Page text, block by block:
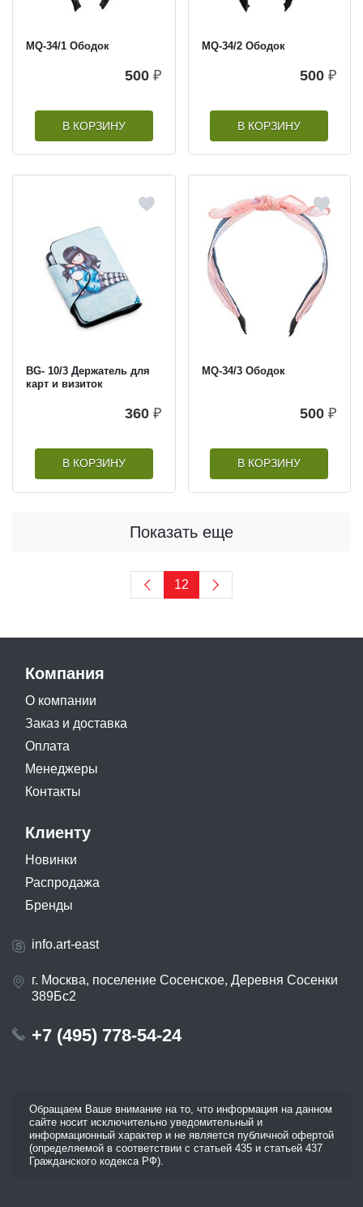
MQ-34/1 Ободок
500 ₽
В КОРЗИНУ
MQ-34/2 Ободок
500 ₽
В КОРЗИНУ
BG- 10/3 Держатель для
карт и визиток
360 ₽
В КОРЗИНУ
MQ-34/3 Ободок
500 ₽
В КОРЗИНУ
Показать еще
12
Компания
О компании
Заказ и доставка
Оплата
Менеджеры
Контакты
Клиенту
Новинки
Распродажа
Бренды
info.art-east
г. Москва, поселение Сосенское, Деревня Сосенки
389Бс2
+7 (495) 778-54-24
Обращаем Ваше внимание на то, что информация на данном
сайте носит исключительно уведомительный и
информационный характер и не является публичной офертой
(определяемой в соответствии с статьей 435 и статьей 437
Гражданского кодекса РФ).